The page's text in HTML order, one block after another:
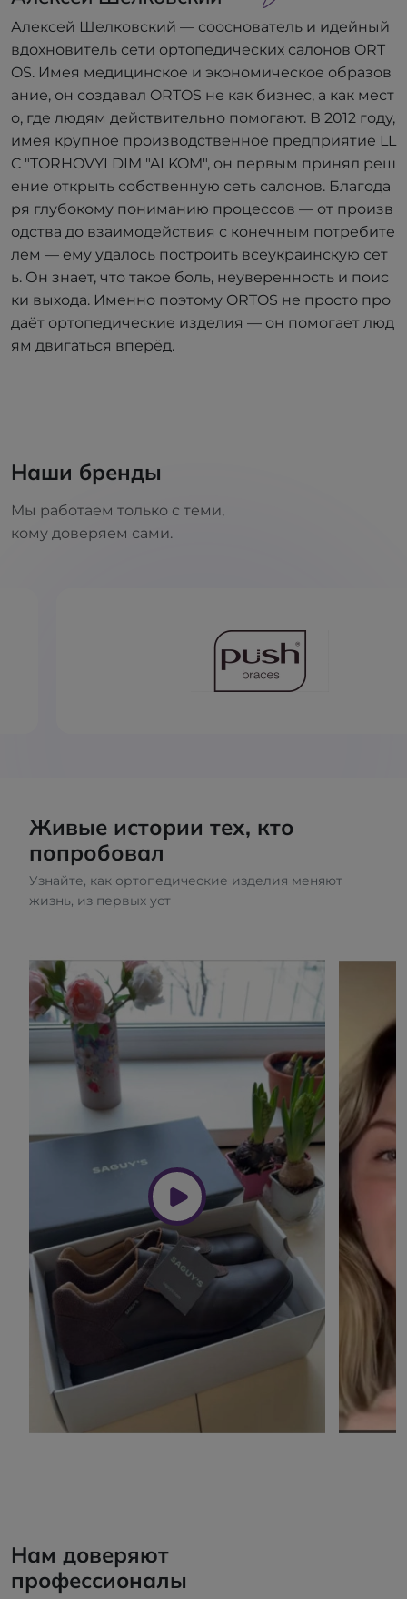
Алексей Шелковский — сооснователь и идейный
вдохновитель сети ортопедических салонов ORT
OS. Имея медицинское и экономическое образов
ание, он создавал ORTOS не как бизнес, а как мест
о, где людям действительно помогают. В 2012 году,
имея крупное производственное предприятие LL
C "TORHOVYI DIM "ALKOM", он первым принял реш
ение открыть собственную сеть салонов. Благода
ря глубокому пониманию процессов — от произв
одства до взаимодействия с конечным потребите
лем — ему удалось построить всеукраинскую сет
ь. Он знает, что такое боль, неуверенность и поис
ки выхода. Именно поэтому ORTOS не просто про
даёт ортопедические изделия — он помогает люд
ям двигаться вперёд.
Наши бренды
Мы работаем только с теми,
кому доверяем сами.
Живые истории тех, кто
попробовал
Узнайте, как ортопедические изделия меняют
жизнь, из первых уст
Нам доверяют
профессионалы